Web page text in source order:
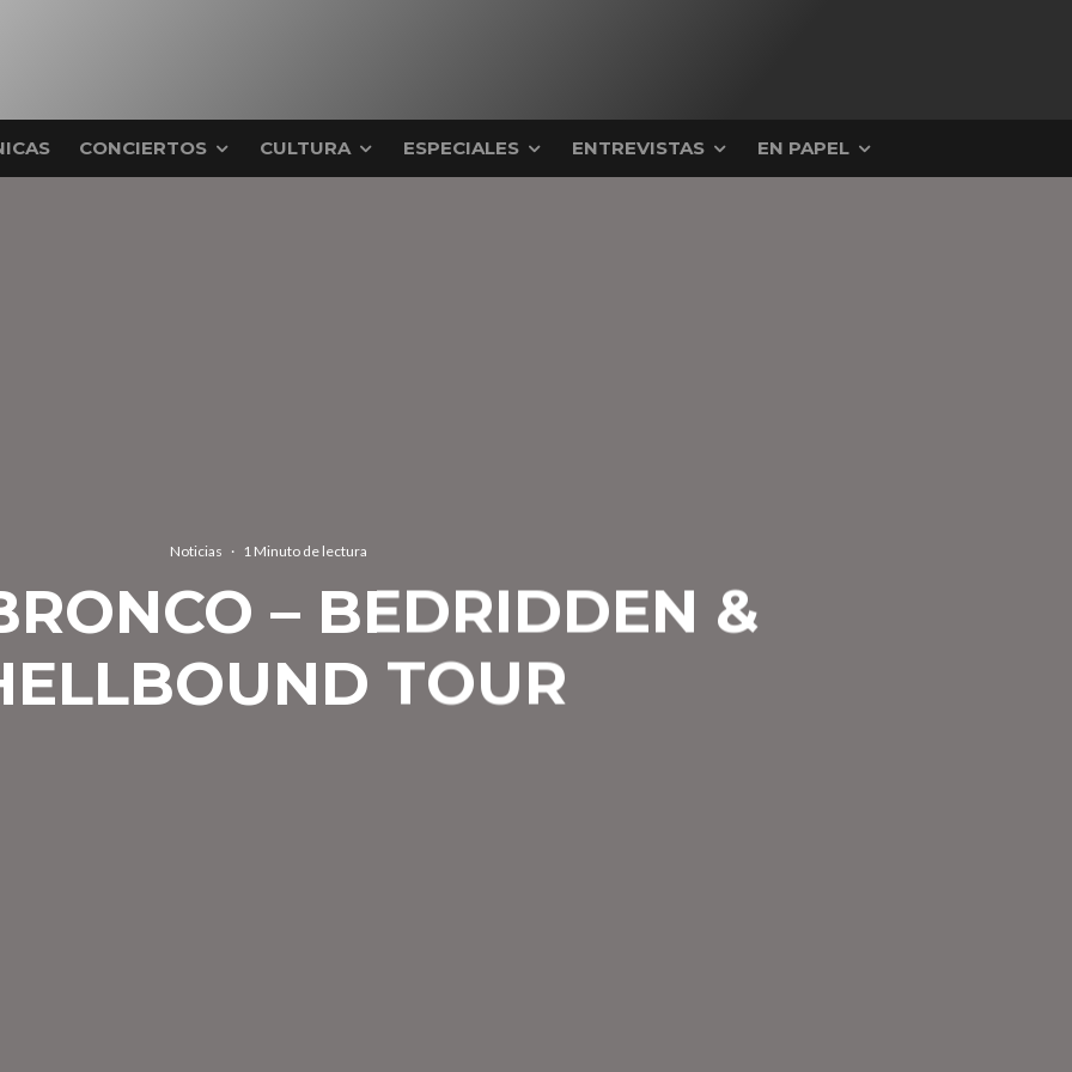
CONCIERTOS CULTURA ESPECIALES ENTREVISTAS EN PAPEL
Noticias · 1 Minuto de lectura
– BEDRIDDEN &
TOUR